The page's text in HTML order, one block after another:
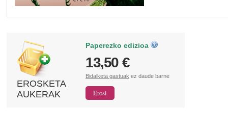
EROSKETA
AUKERAK
Paperezko edizioa
13,50 €
Bidalketa gastuak ez daude barne